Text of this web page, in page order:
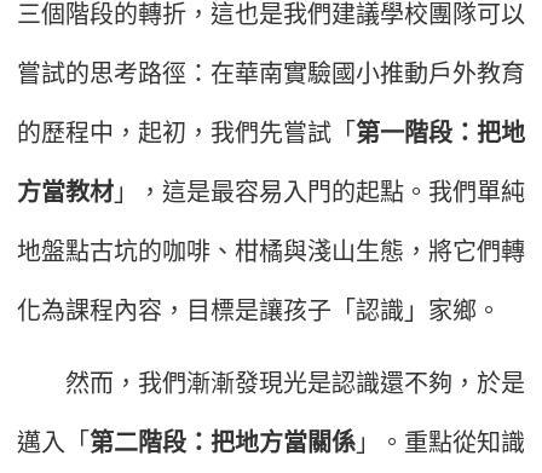
三個階段的轉折，這也是我們建議學校團隊可以
嘗試的思考路徑：在華南實驗國小推動戶外教育
的歷程中，起初，我們先嘗試「 第一階段：把地
方當教材 」，這是最容易入門的起點。我們單純
地盤點古坑的咖啡、柑橘與淺山生態，將它們轉
化為課程內容，目標是讓孩子「認識」家鄉。
然而，我們漸漸發現光是認識還不夠，於是
邁入「 第二階段：把地方當關係 」。重點從知識